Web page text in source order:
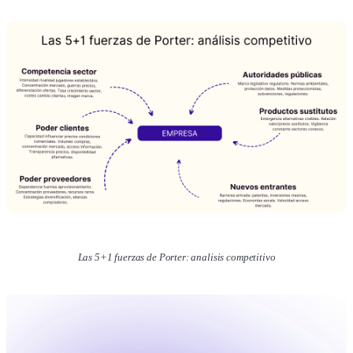
Las 5+1 fuerzas de Porter: analisis competitivo